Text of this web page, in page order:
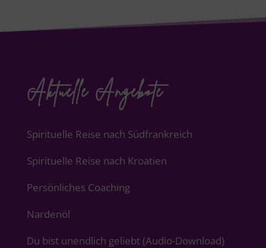
Aktuelle Angebote
Spirituelle Reise nach Südfrankreich
Spirituelle Reise nach Kroatien
Persönliches Coaching
Nardenöl
Du bist unendlich geliebt (Audio-Download)